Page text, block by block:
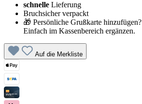
schnelle Lieferung
Bruchsicher verpackt
🎁 Persönliche Grußkarte hinzufügen?
Einfach im Kassenbereich ergänzen.
Auf die Merkliste